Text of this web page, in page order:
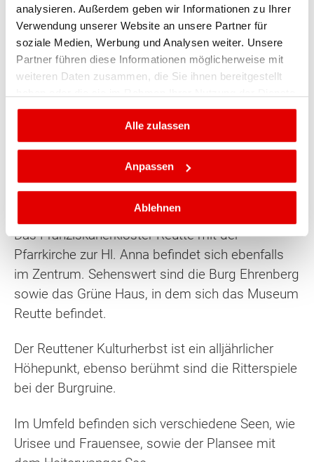
analysieren. Außerdem geben wir Informationen zu Ihrer
Verwendung unserer Website an unsere Partner für
soziale Medien, Werbung und Analysen weiter. Unsere
Partner führen diese Informationen möglicherweise mit
weiteren Daten zusammen, die Sie ihnen bereitgestellt
gesammelt haben.
Alle zulassen
Anpassen
Ablehnen
Innsbruck über den Fernpass.
Reutte gilt als Schul- und Ausbildungszentrum.
Im Zentrum befinden sich sehenswerte Häuser
mit Fassadenmalereien des Reuttener Malers
Johann Jakob Zeiller. Die Fassadenfronten der
Häuser im Reuttener Ortsteil Obermarkt bilden
keine einheitliche Front, sondern stehen einzeln,
schräg zur Straße, was eine regionale
Das Franziskanerkloster Reutte mit der
Pfarrkirche zur Hl. Anna befindet sich ebenfalls
im Zentrum. Sehenswert sind die Burg Ehrenberg
sowie das Grüne Haus, in dem sich das Museum
Reutte befindet.
Der Reuttener Kulturherbst ist ein alljährlicher
Höhepunkt, ebenso berühmt sind die Ritterspiele
bei der Burgruine.
Im Umfeld befinden sich verschiedene Seen, wie
Urisee und Frauensee, sowie der Plansee mit